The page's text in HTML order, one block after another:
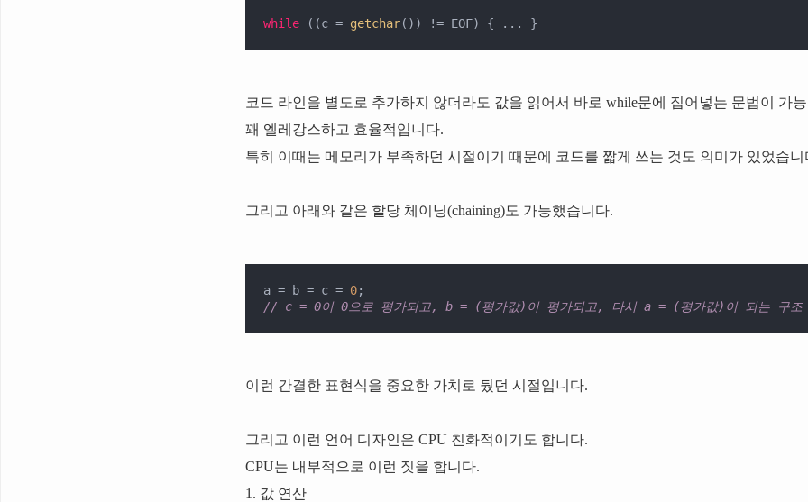
while ((c = getchar()) != EOF) { ... }
코드 라인을 별도로 추가하지 않더라도 값을 읽어서 바로 while문에 집어넣는 문법이 가
꽤 엘레강스하고 효율적입니다.
특히 이때는 메모리가 부족하던 시절이기 때문에 코드를 짧게 쓰는 것도 의미가 있었습니
그리고 아래와 같은 할당 체이닝(chaining)도 가능했습니다.
a = b = c = 0
// c = 0이 0으로 평가되고, b = (평가값)이 평가되고, 다시 a = (평가값)이 되는 구조
이런 간결한 표현식을 중요한 가치로 뒀던 시절입니다.
그리고 이런 언어 디자인은 CPU 친화적이기도 합니다.
CPU는 내부적으로 이런 짓을 합니다.
1. 값 연산